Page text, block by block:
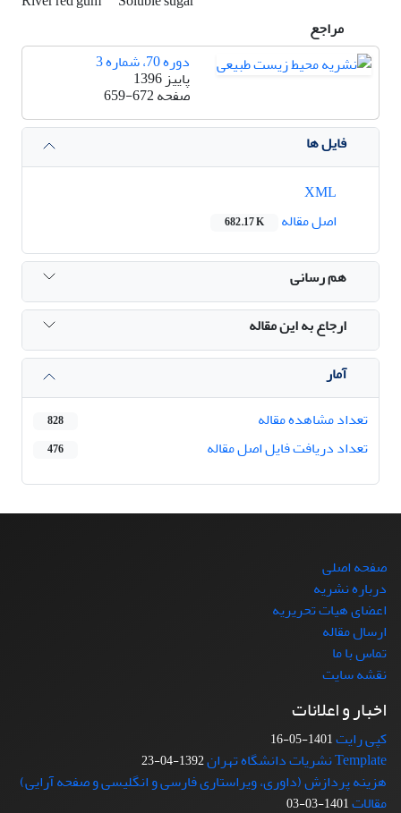
مراجع
دوره 70، شماره 3
پاییز 1396
صفحه659-672
فایل ها
اصل مقاله
682.17 K
هم رسانی
ارجاع به این مقاله
آمار
تعداد مشاهده مقاله
828
تعداد دریافت فایل اصل مقاله 476
صفحه اصلی
درباره نشریه
اعضای هیات تحریریه
ارسال مقاله
تماس با ما
نقشه سایت
اخبار و اعلانات
کپی رایت1401-05-16
Template نشریات دانشگاه تهران 1392-04-23
هزینه پردازش (داوری، ویراستاری فارسی و انگلیسی و صفحه آرایی)
مقالات1401-03-03